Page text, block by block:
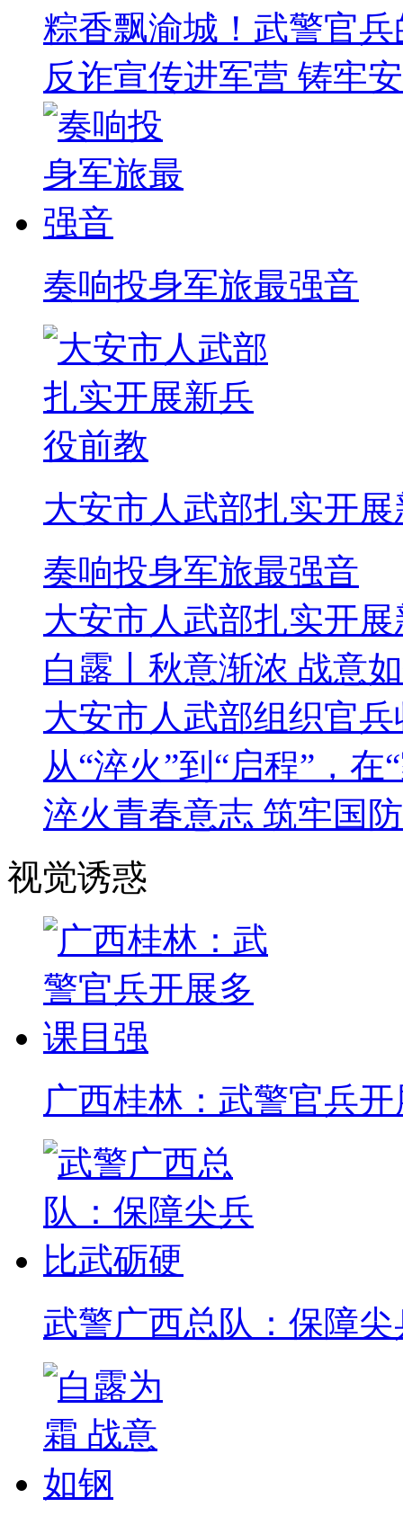
粽香飘渝城！武警官
反诈宣传进军营 铸牢
奏响投身军旅最强音
大安市人武部扎实开
奏响投身军旅最强音
大安市人武部扎实开
白露丨秋意渐浓 战意
大安市人武部组织官
从“淬火”到“启程”，在
淬火青春意志 筑牢国
视觉诱惑
广西桂林：武警官兵
武警广西总队：保障